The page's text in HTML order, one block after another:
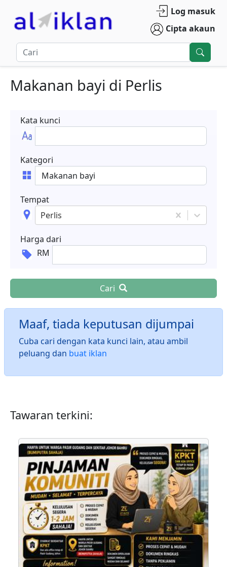
Log masuk
Cipta akaun
Makanan bayi di Perlis
Kata kunci
Kategori
Tempat
Perlis
Harga dari
RM
Cari
Maaf, tiada keputusan dijumpai
Cuba cari dengan kata kunci lain, atau ambil
peluang dan buat iklan
Tawaran terkini: